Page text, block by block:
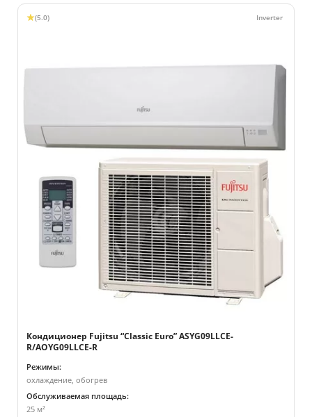
(5.0)
Кондиционер Fujitsu “Classic Euro” ASYG09LLCE-
R/AOYG09LLCE-R
Режимы:
охлаждение, обогрев
Обслуживаемая площадь:
25 м²